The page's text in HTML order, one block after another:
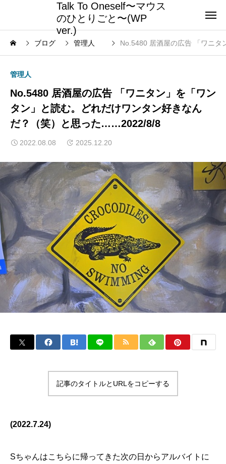
Talk To Oneself〜マウス
のひとりごと〜(WP
ver.)
ブログ 管理人 No.5480 居酒屋の広告 「ワニ
管理人
No.5480 居酒屋の広告 「ワニタン」を「ワン
タン」と読む。どれだけワンタン好きなん
だ？（笑）と思った……2022/8/8
2022.08.08 2025.12.20
記事のタイトルとURLをコピーする
(2022.7.24)
Sちゃんはこちらに帰ってきた次の日からアルバイトに